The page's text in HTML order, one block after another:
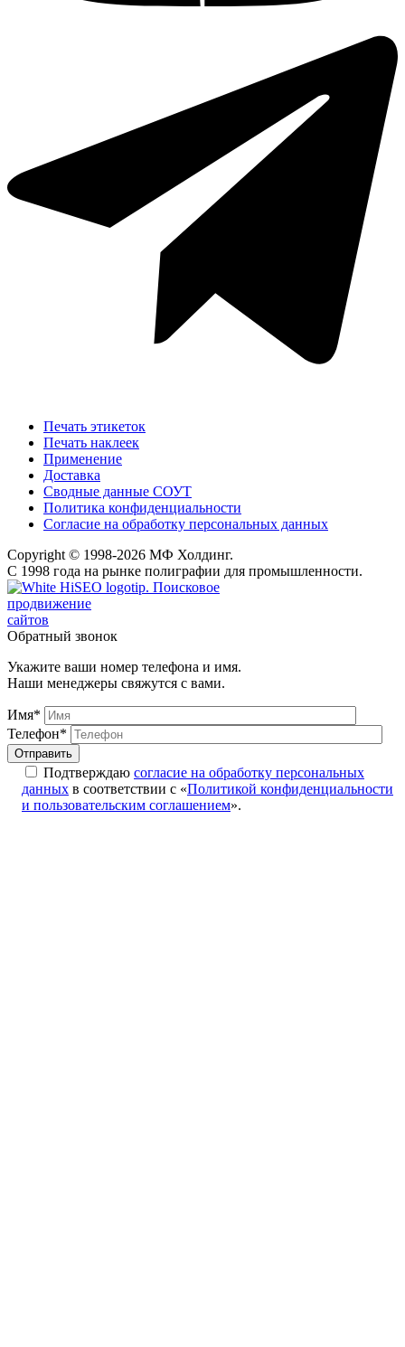
Печать этикеток
Печать наклеек
Применение
Доставка
Сводные данные СОУТ
Политика конфиденциальности
Согласие на обработку персональных данных
Copyright © 1998-2026 МФ Холдинг.
С 1998 года на рынке полиграфии для промышленности.
Поисковое
продвижение
сайтов
Обратный звонок
Укажите ваши номер телефона и имя.
Наши менеджеры свяжутся с вами.
Имя*
Телефон*
Подтверждаю согласие на обработку персональных
данных в соответствии с «Политикой конфиденциальности
и пользовательским соглашением».